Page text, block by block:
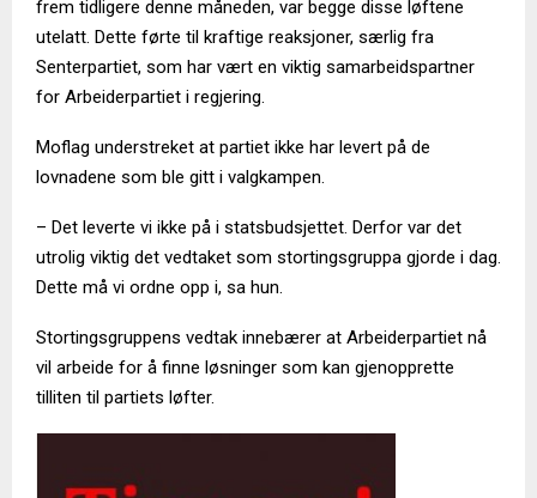
frem tidligere denne måneden, var begge disse løftene
utelatt. Dette førte til kraftige reaksjoner, særlig fra
Senterpartiet, som har vært en viktig samarbeidspartner
for Arbeiderpartiet i regjering.
Moflag understreket at partiet ikke har levert på de
lovnadene som ble gitt i valgkampen.
– Det leverte vi ikke på i statsbudsjettet. Derfor var det
utrolig viktig det vedtaket som stortingsgruppa gjorde i dag.
Dette må vi ordne opp i, sa hun.
Stortingsgruppens vedtak innebærer at Arbeiderpartiet nå
vil arbeide for å finne løsninger som kan gjenopprette
tilliten til partiets løfter.